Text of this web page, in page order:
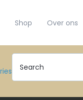
Shop Over ons